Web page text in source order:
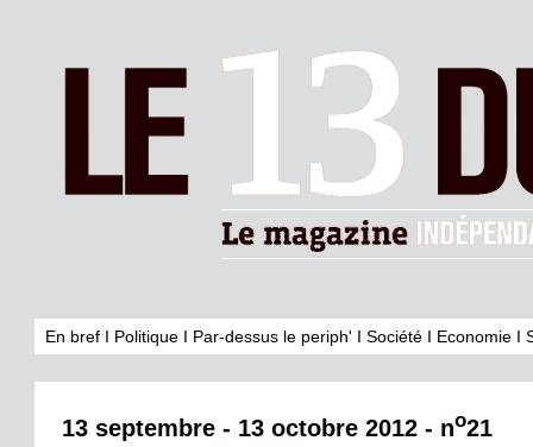
En bref I Politique I Par-dessus le periph' I Société I Economie I
13 septembre - 13 octobre 2012 - no21